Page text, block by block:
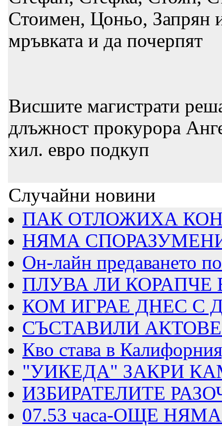
Стоимен, Цоньо, Запрян
мръвката и да почерпят
Висшите магистрати
длъжност прокурора
хил. евро подкуп
Случайни новини
ПАК ОТЛОЖИХА
НЯМА
Он-лайн предаването
ПЛУВА ЛИ КОРАПЧЕ
КОМ ИГРАЕ ДНЕС С
СЪСТАВИЛИ
Кво става в
"УИКЕДА" ЗАКРИ
ИЗБИРАТЕЛИТЕ
07.53 часа-ОЩЕ